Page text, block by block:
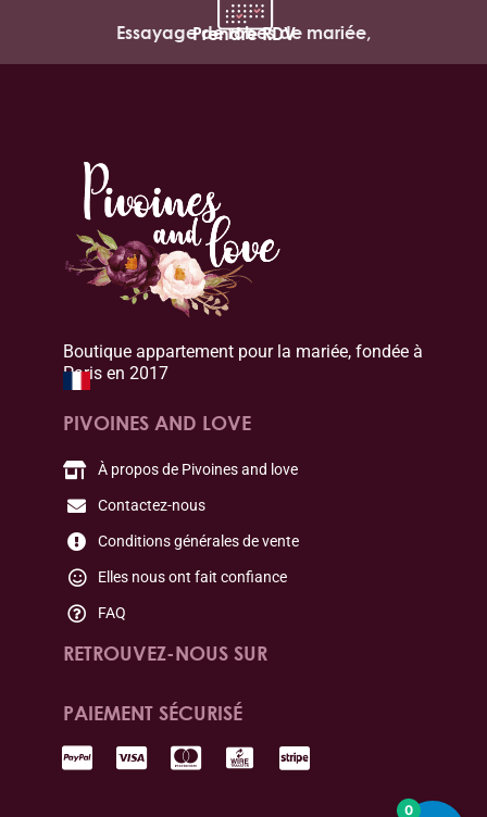
Essayage de robes de mariée,
Prendre RDV
Boutique appartement pour la mariée, fondée à
Paris en 2017
PIVOINES AND LOVE
À propos de Pivoines and love
Contactez-nous
Conditions générales de vente
Elles nous ont fait confiance
FAQ
RETROUVEZ-NOUS SUR
PAIEMENT SÉCURISÉ
0